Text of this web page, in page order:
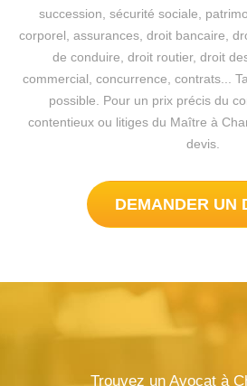
succession, sécurité sociale,
corporel, assurances, droit bancaire,
de conduire, droit routier, droit
commercial, concurrence, contrats...
possible. Pour un prix précis du
contentieux ou litiges du Maître à
devis.
DEMANDER UN
Trouvez un Avocat à